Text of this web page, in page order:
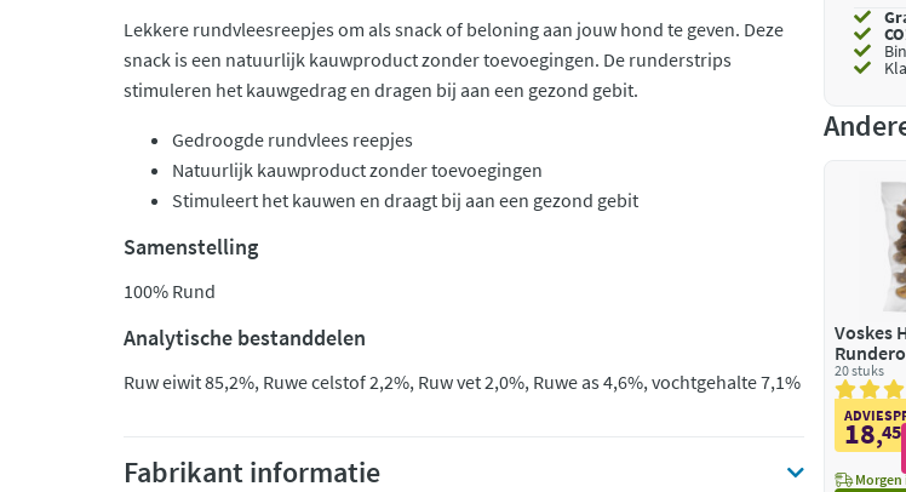
Lekkere rundvleesreepjes om als snack of beloning aan jouw hond te geven. Deze
snack is een natuurlijk kauwproduct zonder toevoegingen. De runderstrips
stimuleren het kauwgedrag en dragen bij aan een gezond gebit.
Gedroogde rundvlees reepjes
Natuurlijk kauwproduct zonder toevoegingen
Stimuleert het kauwen en draagt bij aan een gezond gebit
Samenstelling
100% Rund
Analytische bestanddelen
Ruw eiwit 85,2%, Ruwe celstof 2,2%, Ruw vet 2,0%, Ruwe as 4,6%, vochtgehalte 7,1%
Fabrikant informatie
Voskes
20 stuks
18,45
Morgen